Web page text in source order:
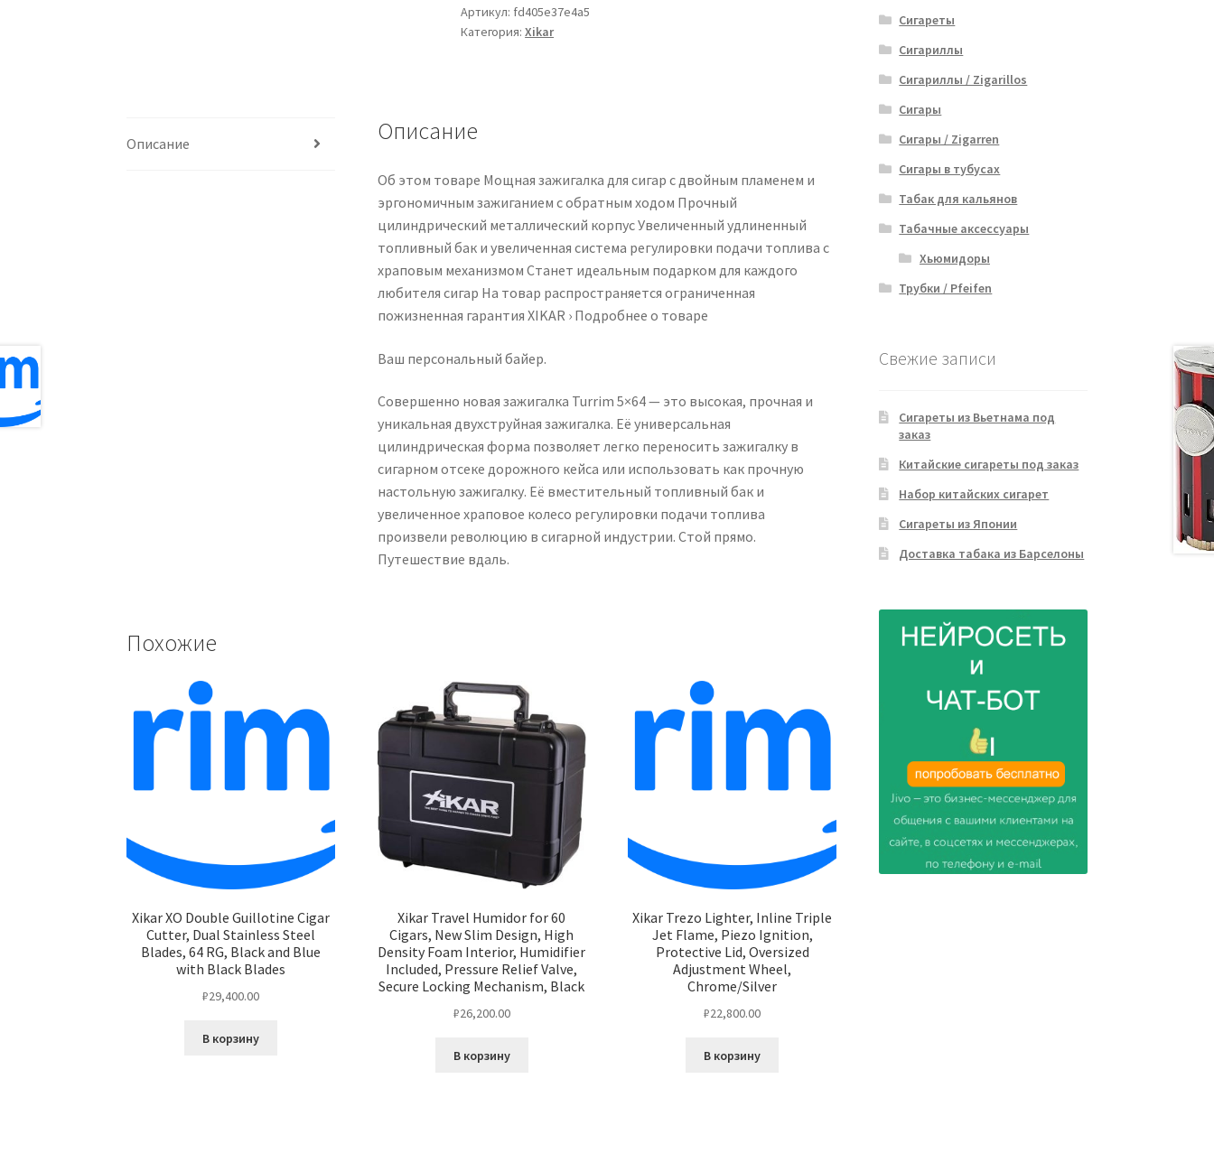
Dual
Jet
Durable
Design,
Ratcheting
Fuel
Adjustment
Wheel,
Gunmetal
2
Артикул: fd405e37e4a5
Категория:Xikar
Описание Описание
Об этом товаре Мощная зажигалка для сигар с двойным пламенем и
эргономичным зажиганием с обратным ходом Прочный
цилиндрический металлический корпус Увеличенный удлиненный
топливный бак и увеличенная система регулировки подачи топлива с
храповым механизмом Станет идеальным подарком для каждого
любителя сигар На товар распространяется ограниченная
пожизненная гарантия XIKAR › Подробнее о товаре
Ваш персональный байер.
Совершенно новая зажигалка Turrim 5×64 — это высокая, прочная и
уникальная двухструйная зажигалка. Её универсальная
цилиндрическая форма позволяет легко переносить зажигалку в
сигарном отсеке дорожного кейса или использовать как прочную
настольную зажигалку. Её вместительный топливный бак и
увеличенное храповое колесо регулировки подачи топлива
произвели революцию в сигарной индустрии. Стой прямо.
Путешествие вдаль.
Похожие
Xikar XO Double Guillotine Cigar
Cutter, Dual Stainless Steel
Blades, 64 RG, Black and Blue
with Black Blades
₽29,400.00
В корзину
Xikar Travel Humidor for 60
Cigars, New Slim Design, High
Density Foam Interior, Humidifier
Included, Pressure Relief Valve,
Secure Locking Mechanism, Black
₽26,200.00
В корзину
Xikar Trezo Lighter, Inline Triple
Jet Flame, Piezo Ignition,
Protective Lid, Oversized
Adjustment Wheel,
Chrome/Silver
₽22,800.00
В корзину
Сигареты
Сигариллы
Сигариллы / Zigarillos
Сигары
Сигары / Zigarren
Сигары в тубусах
Табак для кальянов
Табачные аксессуары
Хьюмидоры
Трубки / Pfeifen
Свежие записи
Сигареты из Вьетнама под
заказ
Китайские сигареты под заказ
Набор китайских сигарет
Сигареты из Японии
Доставка табака из Барселоны